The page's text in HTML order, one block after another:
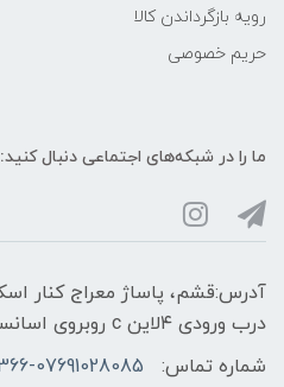
رویه‌ بازگرداندن کالا
حریم خصوصی
ما را در شبکه‌های اجتماعی دنبال کنید:
آدرس:قشم، پاساژ معراج کنار
درب ورودی ۴لاین c روبروی اسانسور پلاک۱۴۳7 دنیای جهاز
شماره تماس:
07691028085